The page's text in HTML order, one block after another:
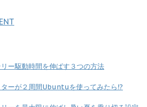
ー駆動時間を伸ばす３つの方法
ーが２周間Ubuntuを使ってみたら!?